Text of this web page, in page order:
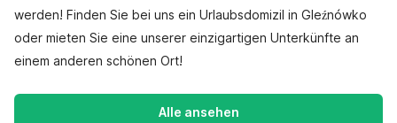
werden! Finden Sie bei uns ein Urlaubsdomizil in Gleźnówko
oder mieten Sie eine unserer einzigartigen Unterkünfte an
einem anderen schönen Ort!
Alle ansehen